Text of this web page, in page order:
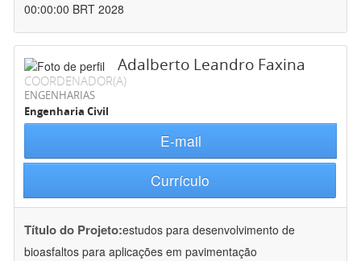
00:00:00 BRT 2028
Adalberto Leandro Faxina
COORDENADOR(A)
ENGENHARIAS
Engenharia Civil
E-mail
Currículo
Título do Projeto:estudos para desenvolvimento de
bioasfaltos para aplicações em pavimentação